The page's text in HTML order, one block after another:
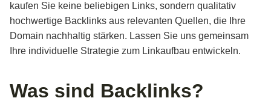
kaufen Sie keine beliebigen Links, sondern qualitativ
hochwertige Backlinks aus relevanten Quellen, die Ihre
Domain nachhaltig stärken. Lassen Sie uns gemeinsam
Ihre individuelle Strategie zum Linkaufbau entwickeln.
Was sind Backlinks?